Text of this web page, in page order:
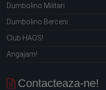
Dumbolino Militari
Dumbolino Berceni
Club HAOS!
Angajam!
Contacteaza-ne!